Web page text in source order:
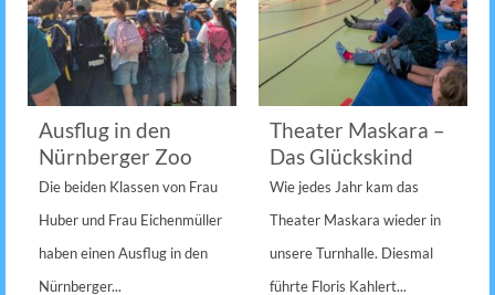
Ausflug in den
Nürnberger Zoo
Die beiden Klassen von Frau
Huber und Frau Eichenmüller
haben einen Ausflug in den
Nürnberger...
Theater Maskara –
Das Glückskind
Wie jedes Jahr kam das
Theater Maskara wieder in
unsere Turnhalle. Diesmal
führte Floris Kahlert...